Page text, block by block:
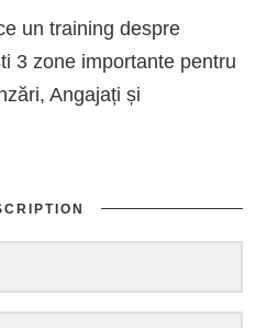
un training despre
3 zone importante pentru
Angajați și